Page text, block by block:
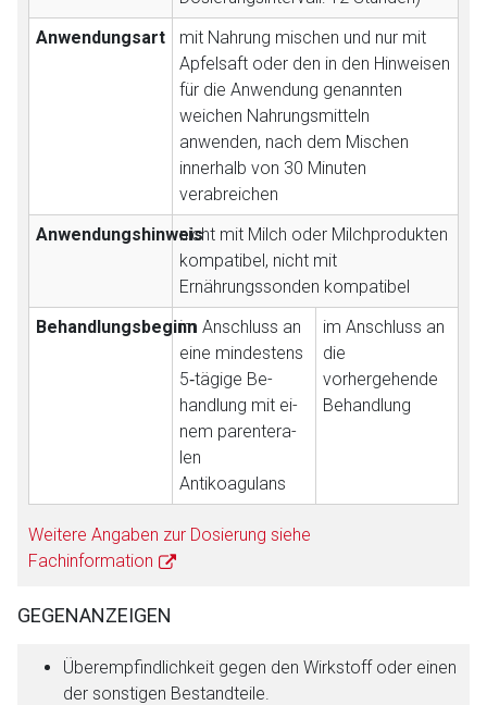
Anwendungsart
mit Nahrung mischen und nur mit
Apfelsaft oder den in den Hinweisen
für die Anwendung genannten
weichen Nahrungsmitteln
anwenden, nach dem Mischen
innerhalb von 30 Minuten
verabreichen
Anwendungshinweisnicht mit Milch oder Milchprodukten
kompatibel, nicht mit
Ernährungssonden kompatibel
Behandlungsbeginnim Anschluss an
eine mindestens
5‑tägige Be­
handlung mit ei­
nem paren­te­ra­
len
Antikoagulans
im Anschluss an
die
vorhergehende
Be­handlung
Weitere Angaben zur Dosierung siehe
Fachinformation
GEGENANZEIGEN
Überempfindlichkeit gegen den Wirkstoff oder einen
der sonstigen Bestandteile.
Zurück zur rote-liste.de Zur Seite